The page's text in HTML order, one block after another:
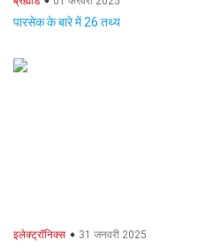
पारसेक के बारे में 26 तथ्य
इलेक्ट्रॉनिक्स 31 जनवरी 2025